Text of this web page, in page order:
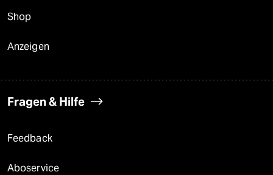
Shop
Anzeigen
Fragen & Hilfe
Feedback
Aboservice